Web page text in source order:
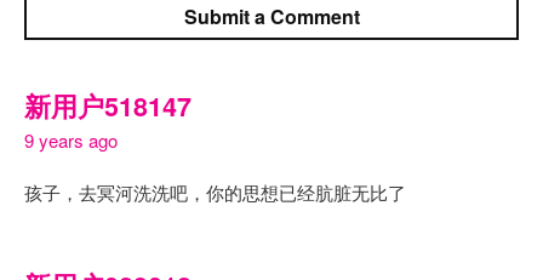
Submit a Comment
新用户518147
9 years ago
孩子，去冥河洗洗吧，你的思想已经肮脏无比了